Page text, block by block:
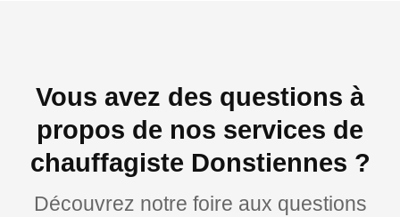
Vous avez des questions à
propos de nos services de
chauffagiste Donstiennes ?
Découvrez notre foire aux questions